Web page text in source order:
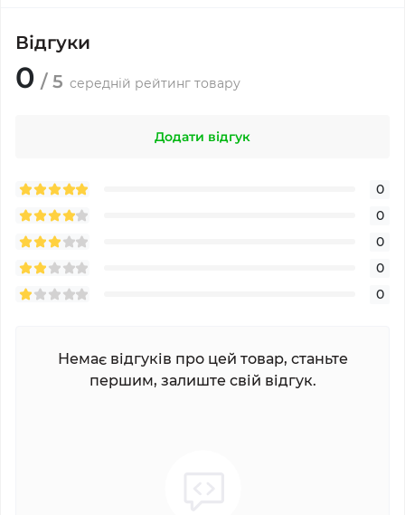
Відгуки
0 / 5 середній рейтинг товару
Додати відгук
0
0
0
0
0
Немає відгуків про цей товар, станьте
першим, залиште свій відгук.